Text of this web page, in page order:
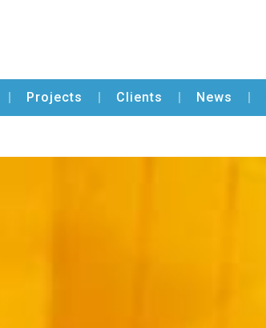
Projects Clients News